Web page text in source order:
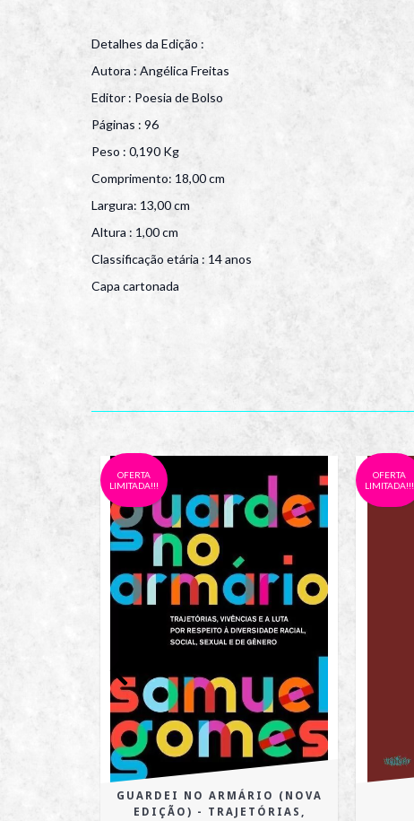
Detalhes da Edição :
Autora : Angélica Freitas
Editor : Poesia de Bolso
Páginas : 96
Peso : 0,190 Kg
Comprimento: 18,00 cm
Largura: 13,00 cm
Altura : 1,00 cm
Classificação etária : 14 anos
Capa cartonada
OFERTA
LIMITADA!!!
GUARDEI NO ARMÁRIO (NOVA
EDIÇÃO) - TRAJETÓRIAS,
OFERTA
LIMITADA!!!